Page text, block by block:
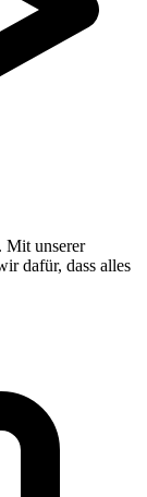
Mit unserer
dafür, dass alles